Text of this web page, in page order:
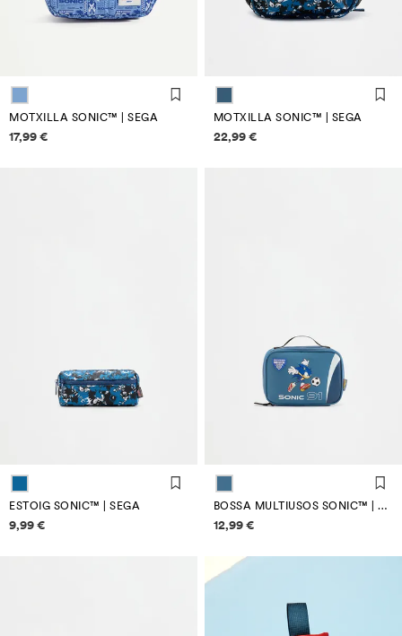
MOTXILLA SONIC™ | SEGA
Informació de preus
17,99 €
MOTXILLA SONIC™ | SEGA
Informació de preus
22,99 €
ESTOIG SONIC™ | SEGA
Informació de preus
9,99 €
BOSSA MULTIUSOS SONIC™ | SEGA
Informació de preus
12,99 €